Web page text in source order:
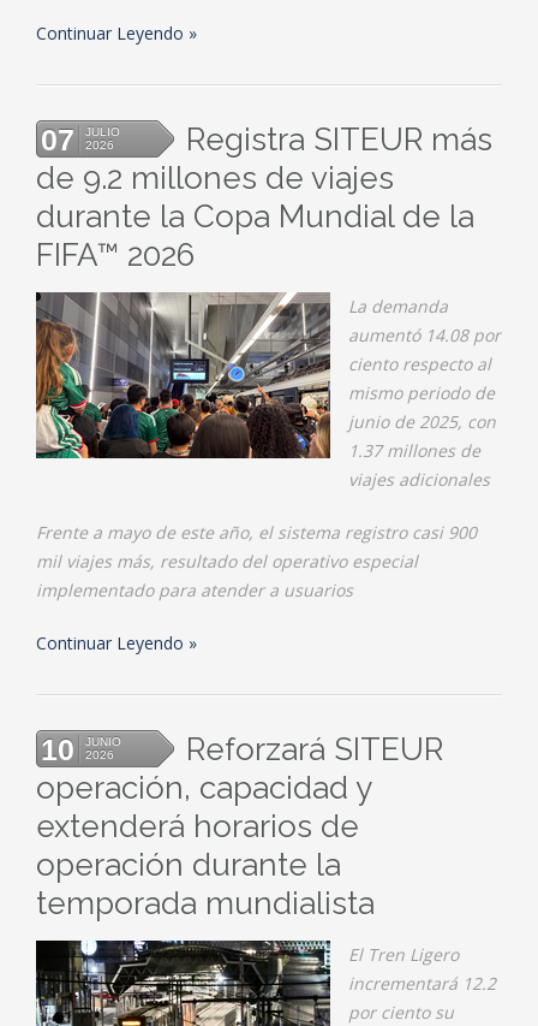
Continuar Leyendo
07
JULIO
2026
Registra SITEUR más
de 9.2 millones de viajes
durante la Copa Mundial de la
FIFA™ 2026
La demanda
aumentó 14.08 por
ciento respecto al
mismo periodo de
junio de 2025, con
1.37 millones de
viajes adicionales
Frente a mayo de este año, el sistema registro casi 900
mil viajes más, resultado del operativo especial
implementado para atender a usuarios
Continuar Leyendo
10
JUNIO
2026
Reforzará SITEUR
operación, capacidad y
extenderá horarios de
operación durante la
temporada mundialista
El Tren Ligero
incrementará 12.2
por ciento su